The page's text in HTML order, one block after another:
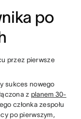
po
przez pierwsze
sukces nowego
z planem 30-
członka zespołu
po pierwszym,